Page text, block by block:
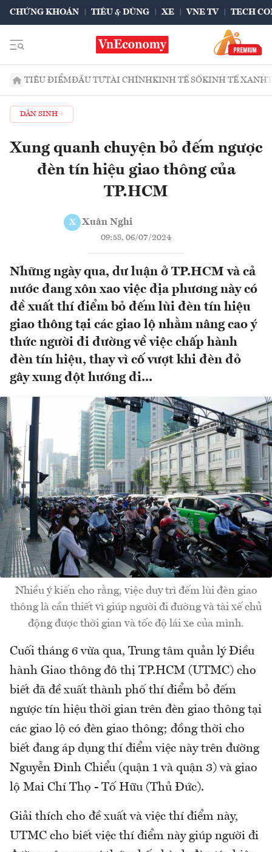
CHỨNG KHOÁN TIÊU & DÙNG XE VNE TV TECH
TIÊU ĐIỂMĐẦU TƯTÀI CHÍNHKINH TẾ SỐKINH TẾ XANH
DÂN SINH
Xung quanh chuyện bỏ đếm ngược
đèn tín hiệu giao thông của
TP.HCM
X Xuân Nghi
09:58, 06/07/2024
Những ngày qua, dư luận ở TP.HCM và cả
nước đang xôn xao việc địa phương này có
đề xuất thí điểm bỏ đếm lùi đèn tín hiệu
giao thông tại các giao lộ nhằm nâng cao ý
thức người đi đường về việc chấp hành
đèn tín hiệu, thay vì cố vượt khi đèn đỏ
gây xung đột hướng đi...
Nhiều ý kiến cho rằng, việc duy trì đếm lùi đèn giao
thông là cần thiết vì giúp người đi đường và tài xế chủ
động được thời gian và tốc độ lái xe của mình.
Cuối tháng 6 vừa qua, Trung tâm quản lý Điều
hành Giao thông đô thị TP.HCM (UTMC) cho
biết đã đề xuất thành phố thí điểm bỏ đếm
ngược tín hiệu thời gian trên đèn giao thông tại
các giao lộ có đèn giao thông; đồng thời cho
biết đang áp dụng thí điểm việc này trên đường
Nguyễn Đình Chiểu (quận 1 và quận 3) và giao
lộ Mai Chí Thọ - Tố Hữu (Thủ Đức).
Giải thích cho đề xuất và việc thí điểm này,
UTMC cho biết việc thí điểm này giúp người đi